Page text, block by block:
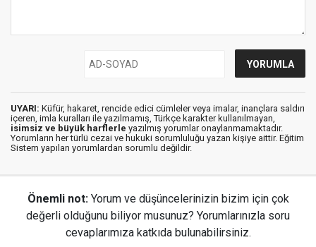
UYARI: Küfür, hakaret, rencide edici cümleler veya imalar, inançlara saldırı
içeren, imla kuralları ile yazılmamış, Türkçe karakter kullanılmayan,
isimsiz ve büyük harflerle yazılmış yorumlar onaylanmamaktadır.
Yorumların her türlü cezai ve hukuki sorumluluğu yazan kişiye aittir. Eğitim
Sistem yapılan yorumlardan sorumlu değildir.
Önemli not: Yorum ve düşüncelerinizin bizim için çok
değerli olduğunu biliyor musunuz? Yorumlarınızla soru
cevaplarımıza katkıda bulunabilirsiniz.